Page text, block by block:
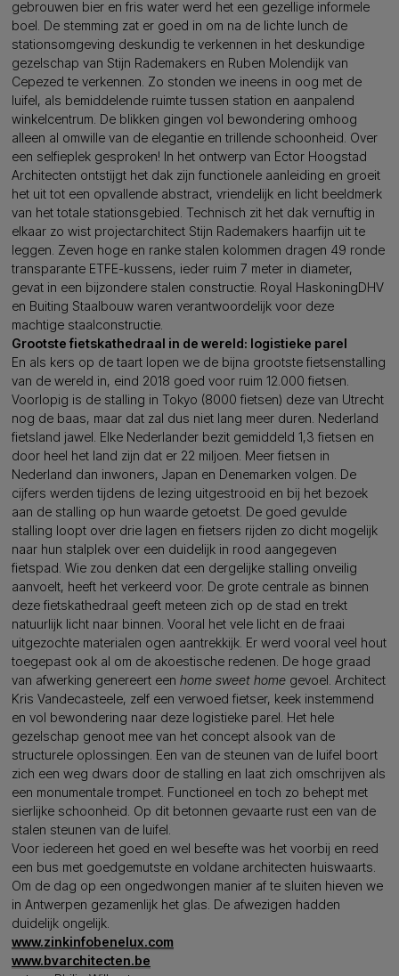
gebrouwen bier en fris water werd het een gezellige informele
boel. De stemming zat er goed in om na de lichte lunch de
stationsomgeving deskundig te verkennen in het deskundige
gezelschap van Stijn Rademakers en Ruben Molendijk van
Cepezed te verkennen. Zo stonden we ineens in oog met de
luifel, als bemiddelende ruimte tussen station en aanpalend
winkelcentrum. De blikken gingen vol bewondering omhoog
alleen al omwille van de elegantie en trillende schoonheid. Over
een selfieplek gesproken! In het ontwerp van Ector Hoogstad
Architecten ontstijgt het dak zijn functionele aanleiding en groeit
het uit tot een opvallende abstract, vriendelijk en licht beeldmerk
van het totale stationsgebied. Technisch zit het dak vernuftig in
elkaar zo wist projectarchitect Stijn Rademakers haarfijn uit te
leggen. Zeven hoge en ranke stalen kolommen dragen 49 ronde
transparante ETFE-kussens, ieder ruim 7 meter in diameter,
gevat in een bijzondere stalen constructie. Royal HaskoningDHV
en Buiting Staalbouw waren verantwoordelijk voor deze
machtige staalconstructie.
Grootste fietskathedraal in de wereld: logistieke parel
En als kers op de taart lopen we de bijna grootste fietsenstalling
van de wereld in, eind 2018 goed voor ruim 12.000 fietsen.
Voorlopig is de stalling in Tokyo (8000 fietsen) deze van Utrecht
nog de baas, maar dat zal dus niet lang meer duren. Nederland
fietsland jawel. Elke Nederlander bezit gemiddeld 1,3 fietsen en
door heel het land zijn dat er 22 miljoen. Meer fietsen in
Nederland dan inwoners, Japan en Denemarken volgen. De
cijfers werden tijdens de lezing uitgestrooid en bij het bezoek
aan de stalling op hun waarde getoetst. De goed gevulde
stalling loopt over drie lagen en fietsers rijden zo dicht mogelijk
naar hun stalplek over een duidelijk in rood aangegeven
fietspad. Wie zou denken dat een dergelijke stalling onveilig
aanvoelt, heeft het verkeerd voor. De grote centrale as binnen
deze fietskathedraal geeft meteen zich op de stad en trekt
natuurlijk licht naar binnen. Vooral het vele licht en de fraai
uitgezochte materialen ogen aantrekkijk. Er werd vooral veel hout
toegepast ook al om de akoestische redenen. De hoge graad
van afwerking genereert een home sweet home gevoel. Architect
Kris Vandecasteele, zelf een verwoed fietser, keek instemmend
en vol bewondering naar deze logistieke parel. Het hele
gezelschap genoot mee van het concept alsook van de
structurele oplossingen. Een van de steunen van de luifel boort
zich een weg dwars door de stalling en laat zich omschrijven als
een monumentale trompet. Functioneel en toch zo behept met
sierlijke schoonheid. Op dit betonnen gevaarte rust een van de
stalen steunen van de luifel.
Voor iedereen het goed en wel besefte was het voorbij en reed
een bus met goedgemutste en voldane architecten huiswaarts.
Om de dag op een ongedwongen manier af te sluiten hieven we
in Antwerpen gezamenlijk het glas. De afwezigen hadden
duidelijk ongelijk.
www.zinkinfobenelux.com
www.bvarchitecten.be